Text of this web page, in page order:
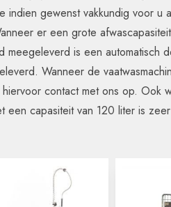
indien gewenst vakkundig voor u
er een grote
is een automatisch
Wanneer de
contact met ons op. Ook
capasiteit van 120 liter is